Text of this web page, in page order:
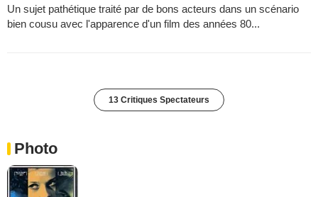
Un sujet pathétique traité par de bons acteurs dans un scénario
bien cousu avec l'apparence d'un film des années 80...
13 Critiques Spectateurs
Photo